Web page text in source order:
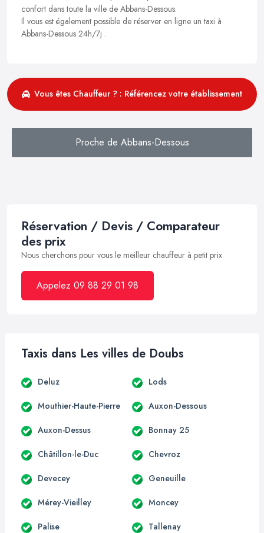
confort dans toute la ville de Abbans-Dessous.
Il vous est également possible de réserver en ligne un taxi à
Abbans-Dessous 24h/7j .
Vous êtes Chauffeur ? : Référencez votre établissement
Proche de Abbans-Dessous
Réservation / Devis / Comparateur
des prix
Nous cherchons pour vous le meilleur chauffeur à petit prix
Appelez 09 88 29 01 98
Taxis dans Les villes de Doubs
Deluz Lods
Mouthier-Haute-Pierre Auxon-Dessous
Auxon-Dessus Bonnay 25
Châtillon-le-Duc Chevroz
Devecey Geneuille
Mérey-Vieilley Moncey
Palise Tallenay